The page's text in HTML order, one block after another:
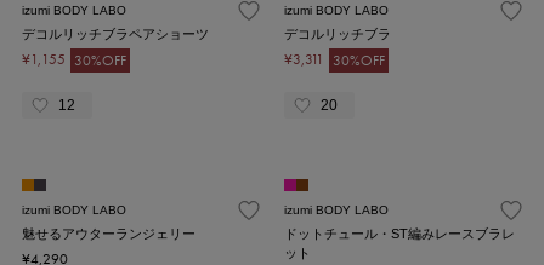
izumi BODY LABO
デコルリッチブラペアショーツ
¥1,155 30%OFF
12
izumi BODY LABO
デコルリッチブラ
¥3,311 30%OFF
20
izumi BODY LABO
魅せるアウターランジェリー
¥4,290
izumi BODY LABO
ドットチュール・ST編みレースブラレ
ット